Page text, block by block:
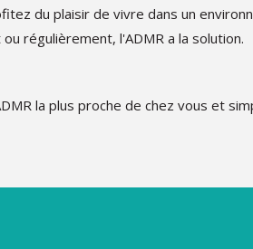
du plaisir de vivre dans un
régulièrement, l'ADMR a la solution.
la plus proche de chez vous et